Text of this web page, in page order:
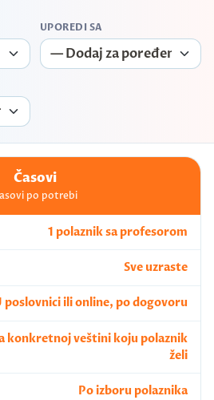
UPOREDI SA
Časovi
po potrebi
1 polaznik sa profesorom
Sve uzraste
poslovnici ili online, po dogovoru
konkretnoj veštini koju polaznik
želi
Po izboru polaznika